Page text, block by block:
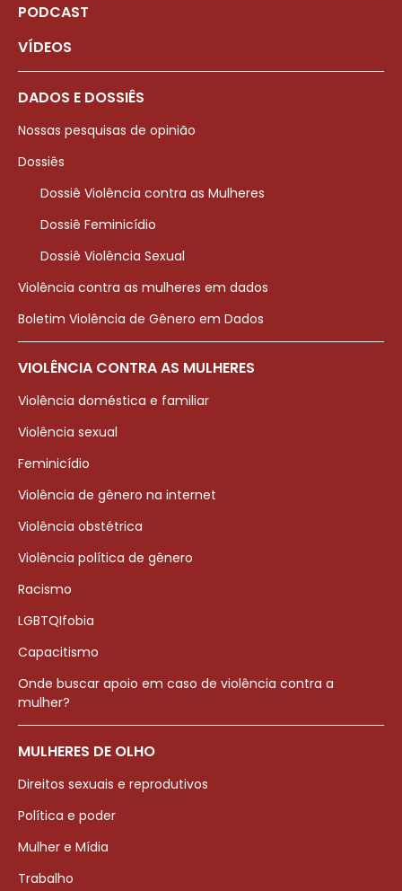
PODCAST
VÍDEOS
DADOS E DOSSIÊS
Nossas pesquisas de opinião
Dossiês
Dossiê Violência contra as Mulheres
Dossiê Feminicídio
Dossiê Violência Sexual
Violência contra as mulheres em dados
Boletim Violência de Gênero em Dados
VIOLÊNCIA CONTRA AS MULHERES
Violência doméstica e familiar
Violência sexual
Feminicídio
Violência de gênero na internet
Violência obstétrica
Violência política de gênero
Racismo
LGBTQIfobia
Capacitismo
Onde buscar apoio em caso de violência contra a
mulher?
MULHERES DE OLHO
Direitos sexuais e reprodutivos
Política e poder
Mulher e Mídia
Trabalho